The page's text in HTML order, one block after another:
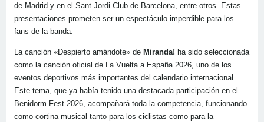
de Madrid y en el Sant Jordi Club de Barcelona, entre otros. Estas
presentaciones prometen ser un espectáculo imperdible para los
fans de la banda.
La canción «Despierto amándote» de Miranda! ha sido seleccionada
como la canción oficial de La Vuelta a España 2026, uno de los
eventos deportivos más importantes del calendario internacional.
Este tema, que ya había tenido una destacada participación en el
Benidorm Fest 2026, acompañará toda la competencia, funcionando
como cortina musical tanto para los ciclistas como para la